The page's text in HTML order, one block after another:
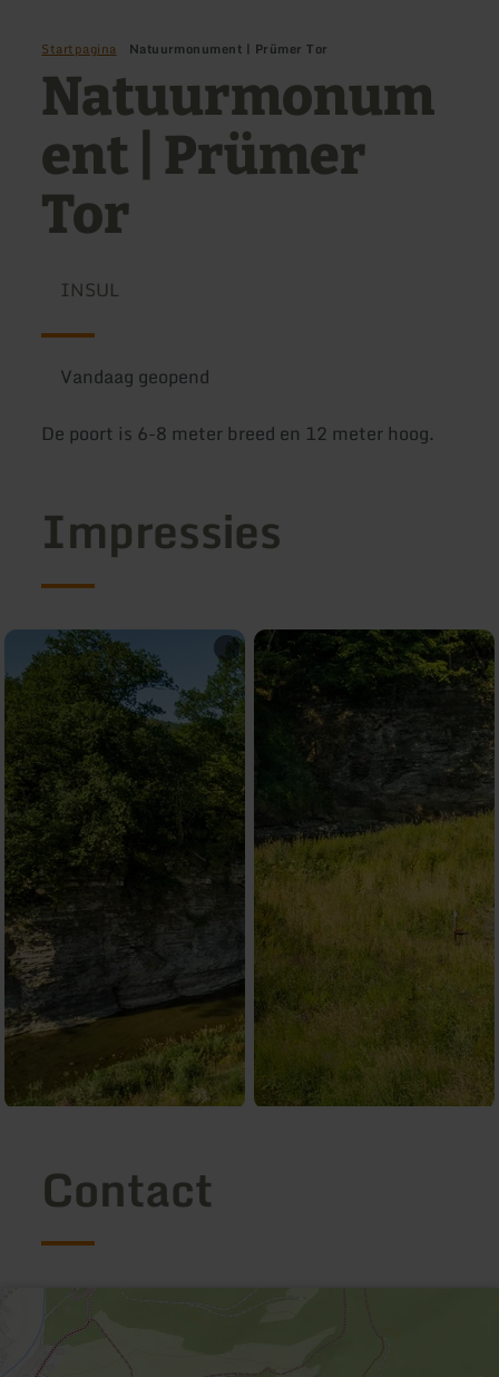
Startpagina Natuurmonument | Prümer Tor
Natuurmonum
ent | Prümer
Tor
INSUL
Vandaag geopend
De poort is 6-8 meter breed en 12 meter hoog.
Impressies
Contact